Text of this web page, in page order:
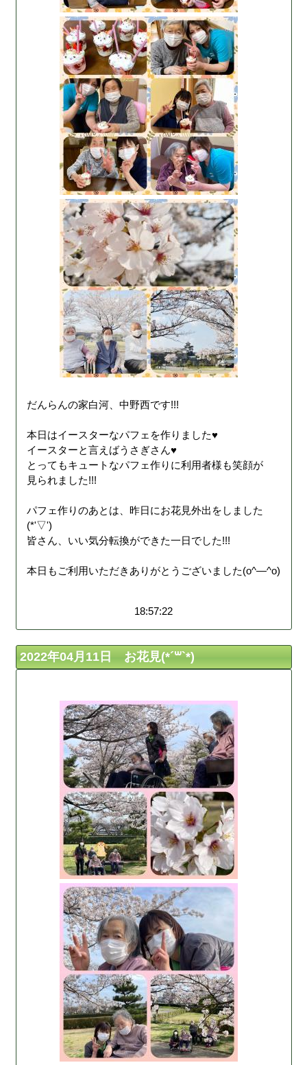
だんらんの家白河、中野西です!!!
本日はイースターなパフェを作りました♥
イースターと言えばうさぎさん♥
とってもキュートなパフェ作りに利用者様も笑顔が
見られました!!!
パフェ作りのあとは、昨日にお花見外出をしました
(*'▽')
皆さん、いい気分転換ができた一日でした!!!
本日もご利用いただきありがとうございました(o^―^o)
18:57:22
2022年04月11日 お花見(*´꒳`*)